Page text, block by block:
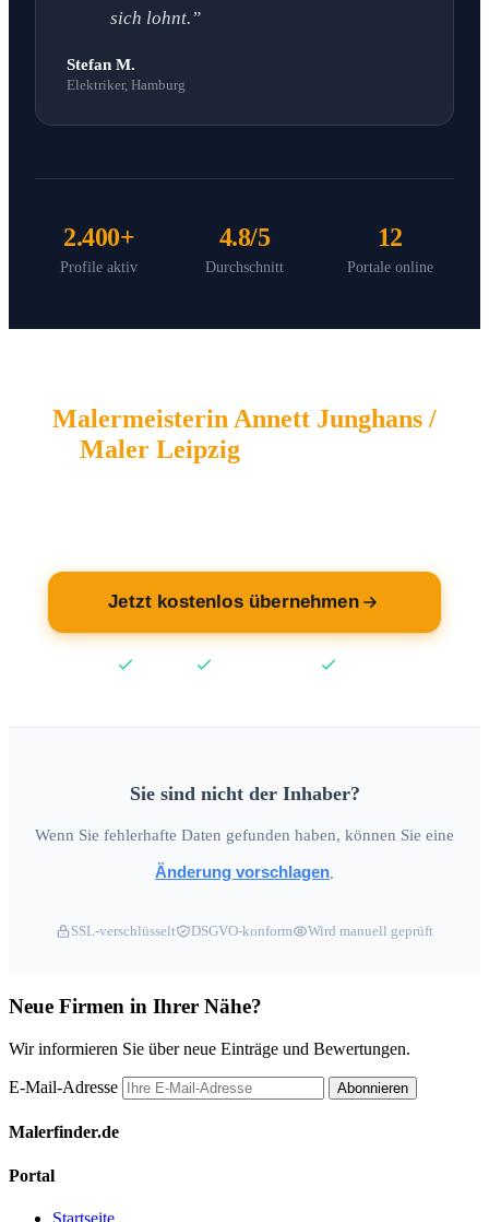
sich lohnt.”
Stefan M.
Elektriker, Hamburg
2.400+
Profile aktiv
4.8/5
Durchschnitt
12
Portale online
Malermeisterin Annett Junghans /
Maler Leipzig
Jetzt kostenlos übernehmen
Sie sind nicht der Inhaber?
Wenn Sie fehlerhafte Daten gefunden haben, können Sie eine
Änderung vorschlagen
SSL-verschlüsselt DSGVO-konform Wird manuell geprüft
Neue Firmen in Ihrer Nähe?
Wir informieren Sie über neue Einträge und Bewertungen.
E-Mail-Adresse Abonnieren
Malerfinder.de
Portal
Startseite